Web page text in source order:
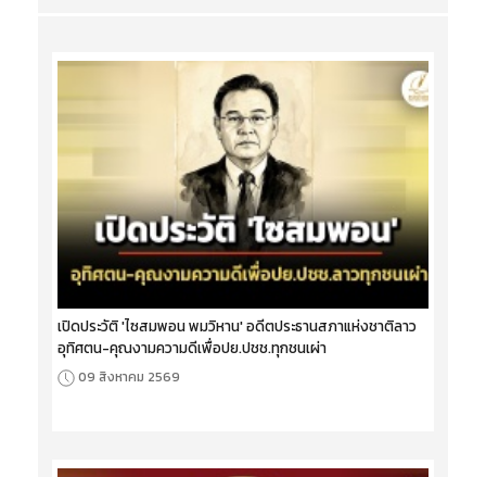
เปิดประวัติ 'ไซสมพอน พมวิหาน' อดีตประธานสภาแห่งชาติลาว
อุทิศตน-คุณงามความดีเพื่อปย.ปชช.ทุกชนเผ่า
09 สิงหาคม 2569